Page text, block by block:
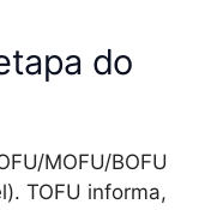
do
MOFU/BOFU
TOFU informa,